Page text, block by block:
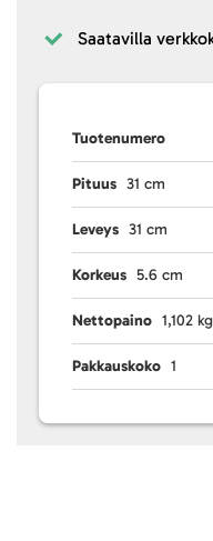
Saatavilla
Tuotenumero
Pituus 31 cm
Leveys 31 cm
Korkeus 5.6 cm
Nettopaino 1,102 kg
Pakkauskoko 1